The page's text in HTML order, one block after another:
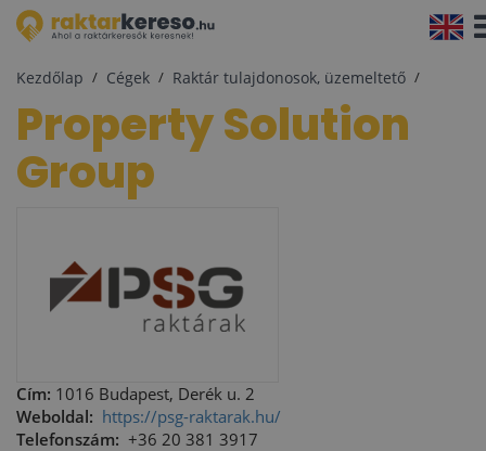
Kezdőlap Cégek Raktár tulajdonosok, üzemeltető
Property Solution
Group
Cím: 1016 Budapest, Derék u. 2
Weboldal: https://psg-raktarak.hu/
Telefonszám: +36 20 381 3917